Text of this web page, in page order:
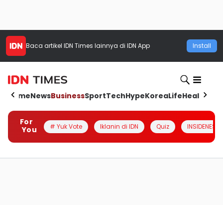
Baca artikel IDN Times lainnya di IDN App Install
HomeNewsBusinessSportTechHypeKoreaLifeHealth
For
You
# Yuk Vote Iklanin di IDN Quiz INSIDENESIA